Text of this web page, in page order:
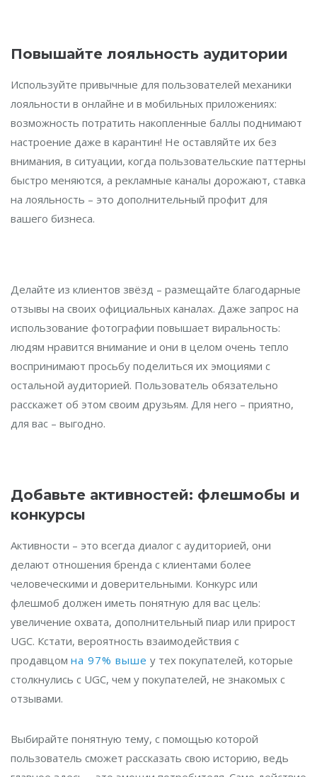
Повышайте лояльность аудитории
Используйте привычные для пользователей механики
лояльности в онлайне и в мобильных приложениях:
возможность потратить накопленные баллы поднимают
настроение даже в карантин! Не оставляйте их без
внимания, в ситуации, когда пользовательские паттерны
быстро меняются, а рекламные каналы дорожают, ставка
на лояльность – это дополнительный профит для
вашего бизнеса.
Делайте из клиентов звёзд – размещайте благодарные
отзывы на своих официальных каналах. Даже запрос на
использование фотографии повышает виральность:
людям нравится внимание и они в целом очень тепло
воспринимают просьбу поделиться их эмоциями с
остальной аудиторией. Пользователь обязательно
расскажет об этом своим друзьям. Для него – приятно,
для вас – выгодно.
Добавьте активностей: флешмобы и
конкурсы
Активности – это всегда диалог с аудиторией, они
делают отношения бренда с клиентами более
человеческими и доверительными. Конкурс или
флешмоб должен иметь понятную для вас цель:
увеличение охвата, дополнительный пиар или прирост
UGC. Кстати, вероятность взаимодействия с
продавцом на 97% выше у тех покупателей, которые
столкнулись с UGC, чем у покупателей, не знакомых с
отзывами.
Выбирайте понятную тему, с помощью которой
пользователь сможет рассказать свою историю, ведь